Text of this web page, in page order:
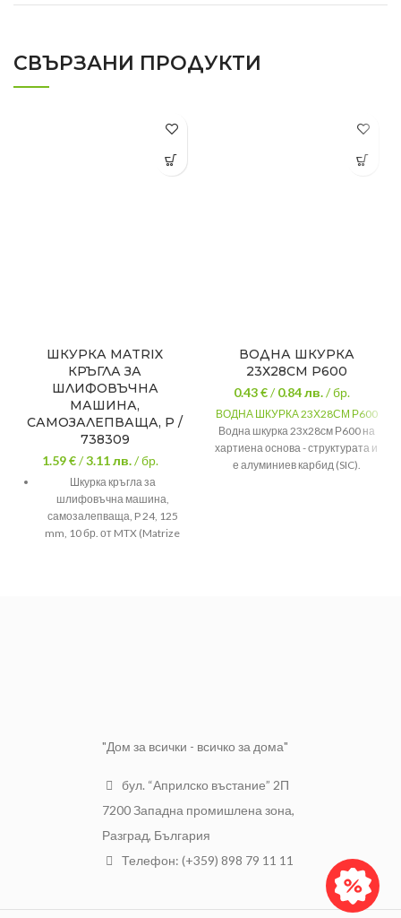
СВЪРЗАНИ ПРОДУКТИ
ШКУРКА MATRIX
КРЪГЛА ЗА
ШЛИФОВЪЧНА
МАШИНА,
САМОЗАЛЕПВАЩА, P /
738309
1.59 €/3.11лв./ бр.
Шкурка кръгла за
шлифовъчна машина,
самозалепваща, P 24, 125
mm, 10 бр. от ​MTX (Matrize
ВОДНА ШКУРКА
23Х28СМ Р600
0.43 €/0.84лв./ бр.
ВОДНА ШКУРКА 23Х28СМ Р600
Водна шкурка 23х28см Р600 на
хартиена основа - структурата и
е алуминиев карбид (SIC).
"Дом за всички - всичко за дома"
бул. “Априлско въстание” 2П
7200 Западна промишлена зона,
Разград, България
Телефон: (+359) 898 79 11 11